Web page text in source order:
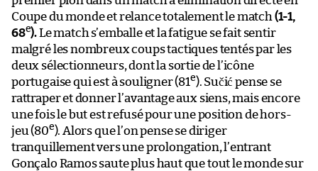
Coupe du monde et relance totalement le match (1-1,
68e).Le match s’emballe et la fatigue se fait sentir
malgré les nombreux coups tactiques tentés par les
deux sélectionneurs, dont la sortie de l’icône
portugaise qui est à souligner (81e). Sučić pense se
rattraper et donner l’avantage aux siens, mais encore
une fois le but est refusé pour une position de hors-
jeu (80e). Alors que l’on pense se diriger
tranquillement vers une prolongation, l’entrant
Gonçalo Ramos saute plus haut que tout le monde sur